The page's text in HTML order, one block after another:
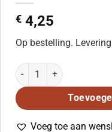
€ 4,25
Op bestelling.
Salabert Blow: Il N'Est
Voeg toe aan